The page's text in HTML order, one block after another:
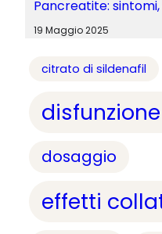
Pancreatite:
19 Maggio 2025
citrato di sildenafil
dosaggio
effetti